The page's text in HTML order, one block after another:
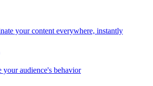
your content everywhere, instantly
your audience's behavior